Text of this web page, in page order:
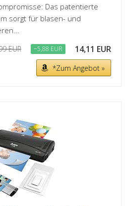
Das patentierte
sorgt für blasen- und
EUR −5,88 EUR 14,11 EUR
*Zum Angebot »